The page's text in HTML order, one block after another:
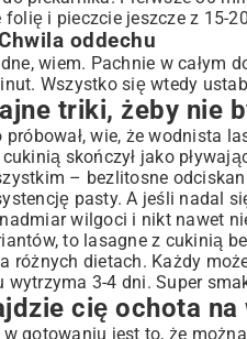
i pieczcie jeszcze z 15-
oddechu
wiem. Pachnie w całym
Wszystko się wtedy
triki, żeby nie
próbował, wie, że wodnista
skończył jako
– bezlitosne
pasty. A jeśli nadal
nadmiar wilgoci i nikt nawet
to lasagne z cukinią
różnych dietach. Każdy
wytrzyma 3-4 dni. Super
cię ochota
w gotowaniu jest to, że